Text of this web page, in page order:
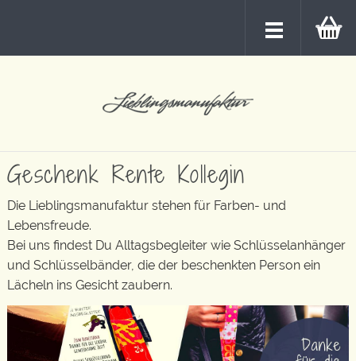
Geschenk Rente Kollegin
Die Lieblingsmanufaktur stehen für Farben- und
Lebensfreude.
Bei uns findest Du Alltagsbegleiter wie Schlüsselanhänger
und Schlüsselbänder, die der beschenkten Person ein
Lächeln ins Gesicht zaubern.